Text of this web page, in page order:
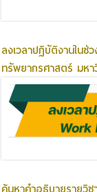
ลงเวลาปฏิบัติงานใน
ทรัพยากรศาสตร์ มห